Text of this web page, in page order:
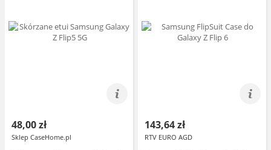
48,00 zł
Sklep CaseHome.pl
143,64 zł
RTV EURO AGD